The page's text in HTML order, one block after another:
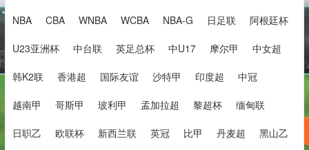
NBA CBA WNBA WCBA NBA-G 日足联 阿根廷杯
U23亚洲杯 中台联 英足总杯 中U17 摩尔甲 中女超
韩K2联 香港超 国际友谊 沙特甲 印度超 中冠
越南甲 哥斯甲 玻利甲 孟加拉超 黎超杯 缅甸联
日职乙 欧联杯 新西兰联 英冠 比甲 丹麦超 黑山乙